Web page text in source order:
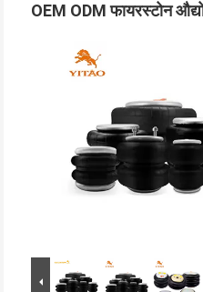
OEM ODM फायरस्टोन